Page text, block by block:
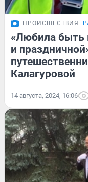
ПРОИСШЕСТВИЯ
«Любила быть
и
Калагуровой
14 августа, 2024, 16:06